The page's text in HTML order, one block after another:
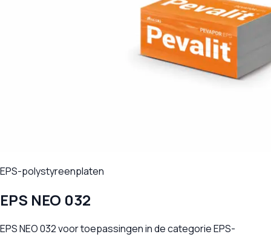
EPS-polystyreenplaten
EPS NEO 032
EPS NEO 032 voor toepassingen in de categorie EPS-